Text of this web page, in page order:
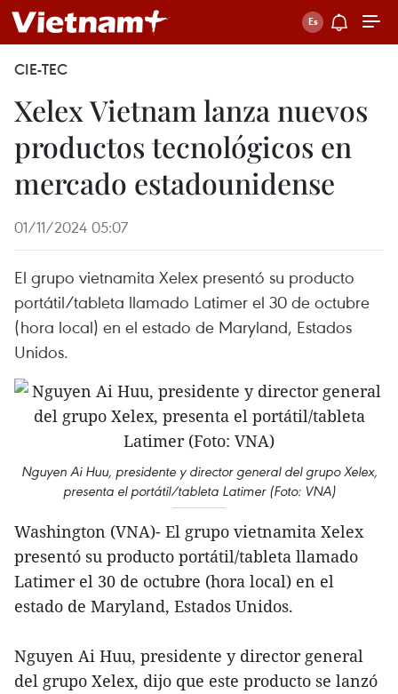
CIE-TEC
Xelex Vietnam lanza nuevos
productos tecnológicos en
mercado estadounidense
01/11/2024 05:07
El grupo vietnamita Xelex presentó su producto
portátil/tableta llamado Latimer el 30 de octubre
(hora local) en el estado de Maryland, Estados
Unidos.
Nguyen Ai Huu, presidente y director general del grupo Xelex,
presenta el portátil/tableta Latimer (Foto: VNA)
Washington (VNA)- El grupo vietnamita Xelex
presentó su producto portátil/tableta llamado
Latimer el 30 de octubre (hora local) en el
estado de Maryland, Estados Unidos.
Nguyen Ai Huu, presidente y director general
del grupo Xelex, dijo que este producto se lanzó